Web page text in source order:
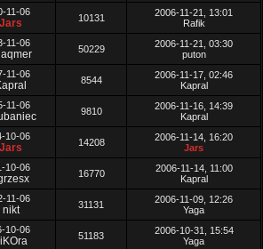
11-06
Jars 10131
2006-11-21, 13:01
Rafik
11-06
50229
2006-11-21, 03:30
puton
11-06
8544
2006-11-17, 02:46
Kapral
11-06
9810
2006-11-16, 14:39
Kapral
10-06
Jars 14208
2006-11-14, 16:20
Jars
10-06
16770
2006-11-14, 11:00
Kapral
11-06
nikt 31131
2006-11-09, 12:26
Yaga
10-06
51183
2006-10-31, 15:54
Yaga